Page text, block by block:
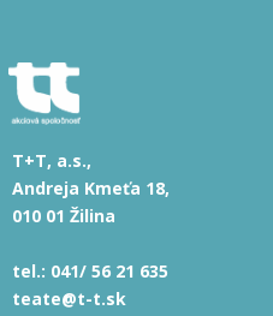
T+T, a.s.,
Andreja Kmeťa 18,
010 01 Žilina
tel.: 041/ 56 21 635
teate@t-t.sk